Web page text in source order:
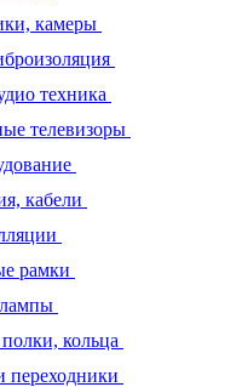
камеры
техника
телевизоры
кабели
рамки
кольца
переходники